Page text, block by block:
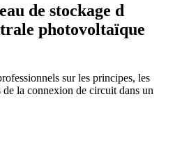
de stockage d
photovoltaïque
sur les principes, les
de la connexion de circuit dans un